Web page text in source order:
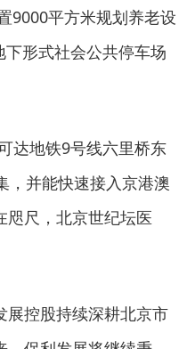
9000平方米规划养老设
形式社会公共停车场
达地铁9号线六里桥东
，并能快速接入京港澳
咫尺，北京世纪坛医
展控股持续深耕北京市